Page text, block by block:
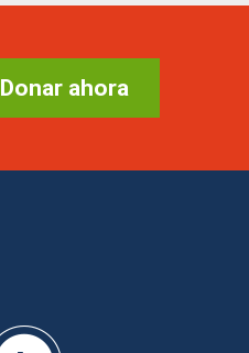
Donar ahora